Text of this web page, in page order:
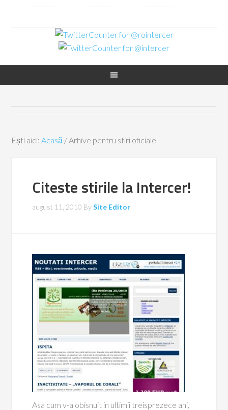
Ești aici:Acasă /Arhive pentru stiri oficiale
Citeste stirile la Intercer!
august 11, 2010 BySite Editor
Asa cum v-a obisnuit in ultimii treisprezece ani,